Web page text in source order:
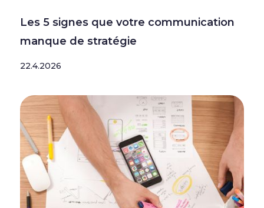
Les 5 signes que votre communication
manque de stratégie
22.4.2026